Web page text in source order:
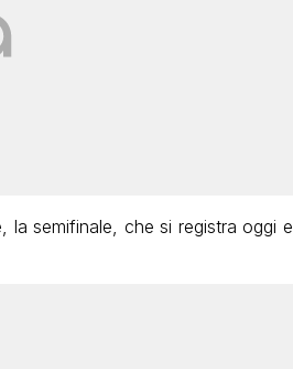
la semifinale, che si registra oggi e